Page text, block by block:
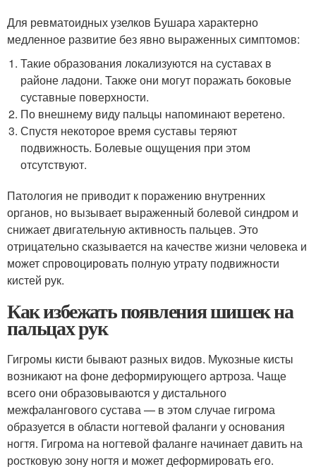
Для ревматоидных узелков Бушара характерно
медленное развитие без явно выраженных симптомов:
Такие образования локализуются на суставах в
районе ладони. Также они могут поражать боковые
суставные поверхности.
По внешнему виду пальцы напоминают веретено.
Спустя некоторое время суставы теряют
подвижность. Болевые ощущения при этом
отсутствуют.
Патология не приводит к поражению внутренних
органов, но вызывает выраженный болевой синдром и
снижает двигательную активность пальцев. Это
отрицательно сказывается на качестве жизни человека и
может спровоцировать полную утрату подвижности
кистей рук.
Как избежать появления шишек на
пальцах рук
Гигромы кисти бывают разных видов. Мукозные кисты
возникают на фоне деформирующего артроза. Чаще
всего они образовываются у дистального
межфалангового сустава — в этом случае гигрома
образуется в области ногтевой фаланги у основания
ногтя. Гигрома на ногтевой фаланге начинает давить на
ростковую зону ногтя и может деформировать его.